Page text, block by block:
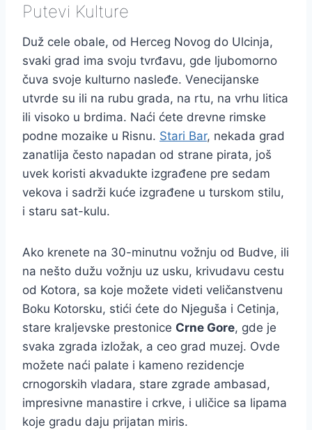
Putevi Kulture
Duž cele obale, od Herceg Novog do Ulcinja,
svaki grad ima svoju tvrđavu, gde ljubomorno
čuva svoje kulturno nasleđe. Venecijanske
utvrde su ili na rubu grada, na rtu, na vrhu litica
ili visoko u brdima. Naći ćete drevne rimske
podne mozaike u Risnu. Stari Bar, nekada grad
zanatlija često napadan od strane pirata, još
uvek koristi akvadukte izgrađene pre sedam
vekova i sadrži kuće izgrađene u turskom stilu,
i staru sat-kulu.
Ako krenete na 30-minutnu vožnju od Budve, ili
na nešto dužu vožnju uz usku, krivudavu cestu
od Kotora, sa koje možete videti veličanstvenu
Boku Kotorsku, stići ćete do Njeguša i Cetinja,
stare kraljevske prestonice Crne Gore, gde je
svaka zgrada izložak, a ceo grad muzej. Ovde
možete naći palate i kameno rezidencje
crnogorskih vladara, stare zgrade ambasad,
impresivne manastire i crkve, i uličice sa lipama
koje gradu daju prijatan miris.